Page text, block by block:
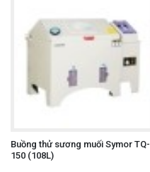
Buồng thử sương muối Symor TQ-
150 (108L)